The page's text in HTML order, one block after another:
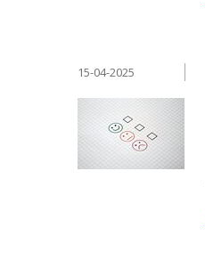
15-04-2025